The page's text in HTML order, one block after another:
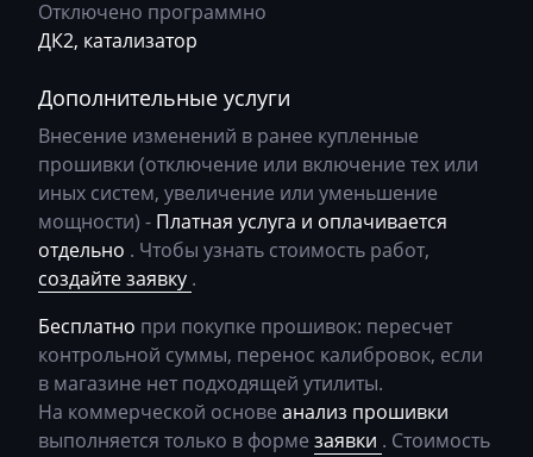
BobCat
Buhler
Cadillac
Camc
Case
Caterpillar
CFMoto
Bosch MD1CP014
Bosch MD1CS004
Bosch ME(D)7.1.x
Bosch ME7.5.x
Bosch MED(C)17.1-17.5.21
Bosch MED17.1.10
Bosch MED17.1.27
Bosch MED17.1.61
Bosch MED17.5.25
Bosch MED9.1.x
Отключено программно
ДК2, катализатор
Дополнительные услуги
Внесение изменений в ранее купленные
прошивки (отключение или включение тех или
иных систем, увеличение или уменьшение
мощности) - Платная услуга и оплачивается
отдельно . Чтобы узнать стоимость работ,
создайте заявку .
Бесплатно при покупке прошивок: пересчет
контрольной суммы, перенос калибровок, если
в магазине нет подходящей утилиты.
На коммерческой основе анализ прошивки
выполняется только в форме заявки . Стоимость